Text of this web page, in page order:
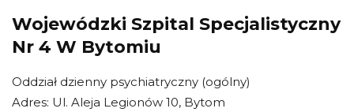
Wojewódzki Szpital Specjalistyczny
Nr 4 W Bytomiu
Oddział dzienny psychiatryczny (ogólny)
Adres: Ul. Aleja Legionów 10, Bytom